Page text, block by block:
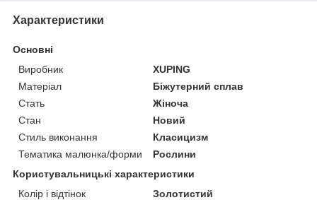
Характеристики
Основні
Виробник
XUPING
Матеріал
Біжутерний сплав
Стать
Жіноча
Стан
Новий
Стиль виконання
Класицизм
Тематика малюнка/форми
Рослини
Користувальницькі характеристики
Колір і відтінок
Золотистий